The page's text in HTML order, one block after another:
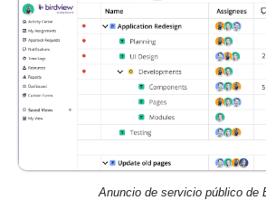
Anuncio de servicio público de